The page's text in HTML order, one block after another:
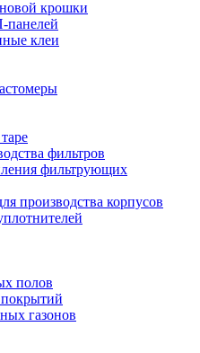
крошки
клеи
фильтров
фильтрующих
производства корпусов
полов
газонов